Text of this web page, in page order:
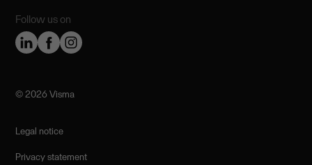
Follow us on
©️ 2026 Visma
Legal notice
Privacy statement